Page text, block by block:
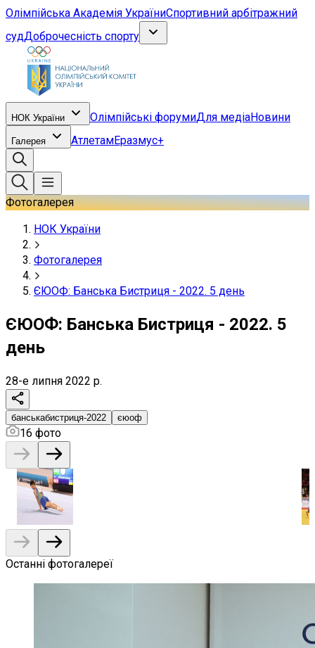
Олімпійська Академія УкраїниСпортивний арбітражний
судДоброчесність спорту
НОК України Олімпійські форумиДля медіаНовини
Галерея АтлетамЕразмус+
Фотогалерея
НОК України
Фотогалерея
ЄЮОФ: Банська Бистриця - 2022. 5 день
ЄЮОФ: Банська Бистриця - 2022. 5
день
28-е липня 2022 р.
банськабистриця-2022 єюоф
16 фото
Останні фотогалереї